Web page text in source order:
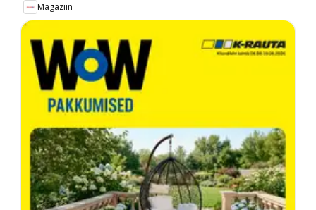
Magaziin